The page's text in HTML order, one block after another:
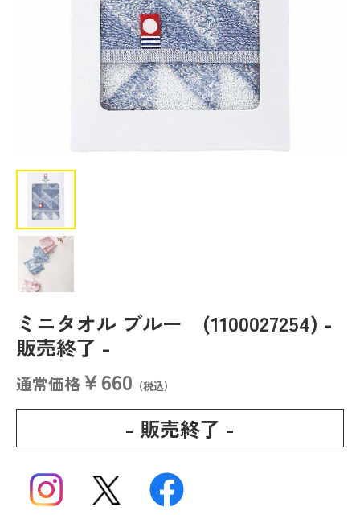
ミニタオル ブルー (1100027254) -
販売終了 -
通常価格￥660 （税込）
- 販売終了 -